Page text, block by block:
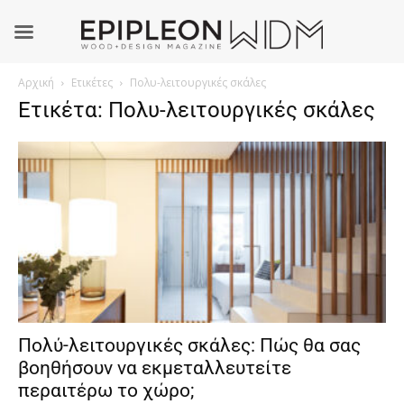
Αρχική Ετικέτες Πολυ-λειτουργικές σκάλες
Ετικέτα: Πολυ-λειτουργικές σκάλες
Πολύ-λειτουργικές σκάλες: Πώς θα σας
βοηθήσουν να εκμεταλλευτείτε
περαιτέρω το χώρο;